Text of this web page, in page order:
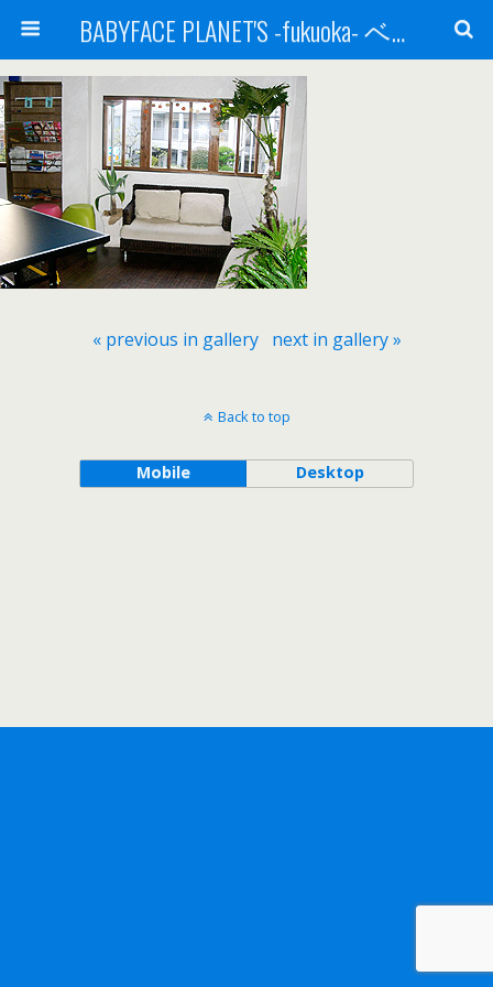
BABYFACE PLANET'S -fukuoka- ベビーフェイスプラネッツ 福岡(ベビフェ福岡)
« previous in gallery next in gallery »
Back to top
Mobile Desktop